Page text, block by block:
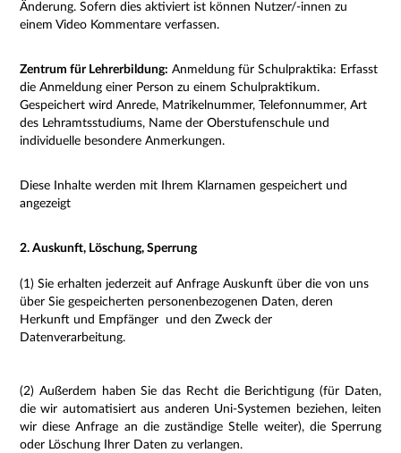
Änderung. Sofern dies aktiviert ist können Nutzer/-innen zu
einem Video Kommentare verfassen.
Zentrum für Lehrerbildung: Anmeldung für Schulpraktika: Erfasst
die Anmeldung einer Person zu einem Schulpraktikum.
Gespeichert wird Anrede, Matrikelnummer, Telefonnummer, Art
des Lehramtsstudiums, Name der Oberstufenschule und
individuelle besondere Anmerkungen.
Diese Inhalte werden mit Ihrem Klarnamen gespeichert und
angezeigt
2. Auskunft, Löschung, Sperrung
(1) Sie erhalten jederzeit auf Anfrage Auskunft über die von uns
über Sie gespeicherten personenbezogenen Daten, deren
Herkunft und Empfänger
und den Zweck der
Datenverarbeitung.
(2) Außerdem haben Sie das Recht die Berichtigung (für Daten,
die wir automatisiert aus anderen Uni-Systemen beziehen, leiten
wir diese Anfrage an die zuständige Stelle weiter), die Sperrung
oder Löschung Ihrer Daten zu verlangen.